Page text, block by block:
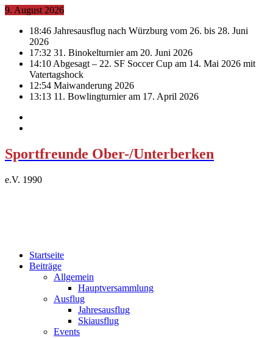
9. August 2026
18:46 Jahresausflug nach Würzburg vom 26. bis 28. Juni
2026
17:32 31. Binokelturnier am 20. Juni 2026
14:10 Abgesagt – 22. SF Soccer Cup am 14. Mai 2026 mit
Vatertagshock
12:54 Maiwanderung 2026
13:13 11. Bowlingturnier am 17. April 2026
Sportfreunde Ober-/Unterberken
e.V. 1990
Startseite
Beiträge
Allgemein
Hauptversammlung
Ausflug
Jahresausflug
Skiausflug
Events